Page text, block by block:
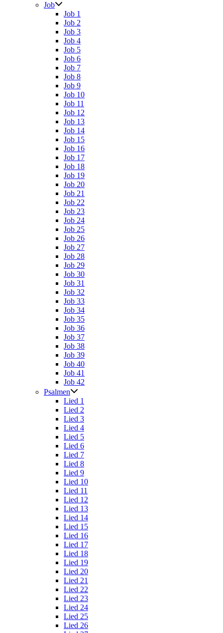
Job
Job 1
Job 2
Job 3
Job 4
Job 5
Job 6
Job 7
Job 8
Job 9
Job 10
Job 11
Job 12
Job 13
Job 14
Job 15
Job 16
Job 17
Job 18
Job 19
Job 20
Job 21
Job 22
Job 23
Job 24
Job 25
Job 26
Job 27
Job 28
Job 29
Job 30
Job 31
Job 32
Job 33
Job 34
Job 35
Job 36
Job 37
Job 38
Job 39
Job 40
Job 41
Job 42
Psalmen
Lied 1
Lied 2
Lied 3
Lied 4
Lied 5
Lied 6
Lied 7
Lied 8
Lied 9
Lied 10
Lied 11
Lied 12
Lied 13
Lied 14
Lied 15
Lied 16
Lied 17
Lied 18
Lied 19
Lied 20
Lied 21
Lied 22
Lied 23
Lied 24
Lied 25
Lied 26